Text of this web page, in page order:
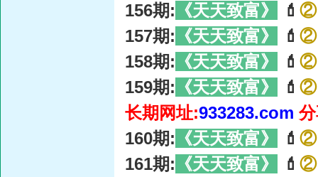
156期: 《天天致富》 💄 ②
157期: 《天天致富》 💄 ②
158期: 《天天致富》 💄 ②
159期: 《天天致富》 💄 ②
长期网址:933283.com
160期: 《天天致富》 💄 ②
161期: 《天天致富》 💄 ②